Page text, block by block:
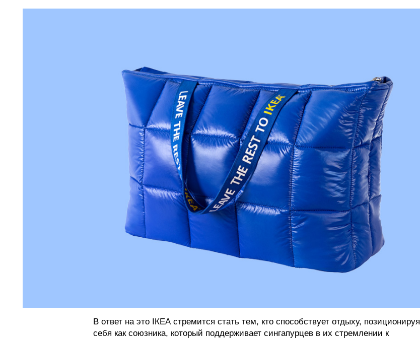
В ответ на это ІКЕА стремится стать тем, кто способствует отдыху, позиционируя
себя как союзника, который поддерживает сингапурцев в их стремлении к